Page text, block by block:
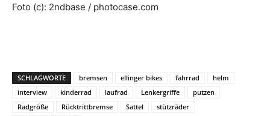
Foto (c): 2ndbase / photocase.com
SCHLAGWORTE bremsen ellinger bikes fahrrad
helm
interview
kinderrad laufrad Lenkergriffe
putzen
Radgröße
Rücktrittbremse Sattel
stützräder